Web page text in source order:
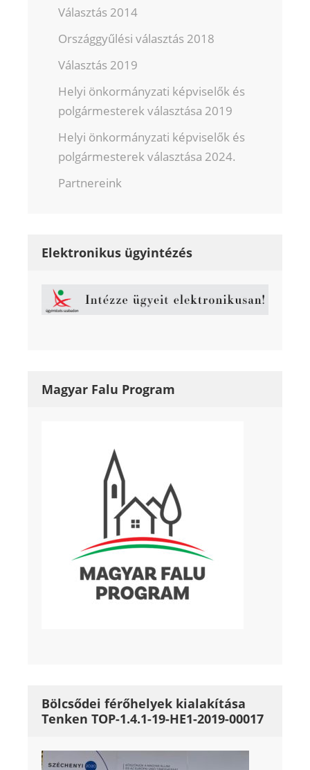
Választás 2014
Országgyűlési választás 2018
Választás 2019
Helyi önkormányzati képviselők és
polgármesterek választása 2019
Helyi önkormányzati képviselők és
polgármesterek választása 2024.
Partnereink
Elektronikus ügyintézés
Magyar Falu Program
Bölcsődei férőhelyek kialakítása
Tenken TOP-1.4.1-19-HE1-2019-00017